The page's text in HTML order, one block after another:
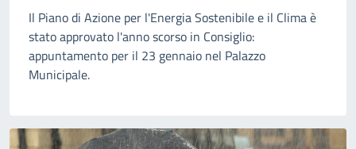
Il Piano di Azione per l'Energia Sostenibile e il Clima è
stato approvato l'anno scorso in Consiglio:
appuntamento per il 23 gennaio nel Palazzo
Municipale.